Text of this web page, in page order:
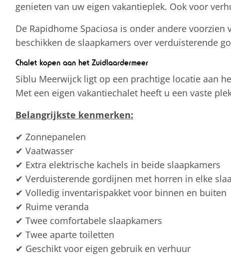
genieten van uw eigen vakantieplek. Ook voor
De Rapidhome Spaciosa is onder andere
beschikken de slaapkamers over verduisterende
Chalet kopen aan het Zuidlaardermeer
Siblu Meerwijck ligt op een prachtige locatie aan
Met een eigen vakantiechalet heeft u een vaste
Belangrijkste kenmerken:
✔ Zonnepanelen
✔ Vaatwasser
✔ Extra elektrische kachels in beide slaapkamers
✔ Verduisterende gordijnen met horren in elke
✔ Volledig inventarispakket voor binnen en buiten
✔ Ruime veranda
✔ Twee comfortabele slaapkamers
✔ Twee aparte toiletten
✔ Geschikt voor eigen gebruik en verhuur